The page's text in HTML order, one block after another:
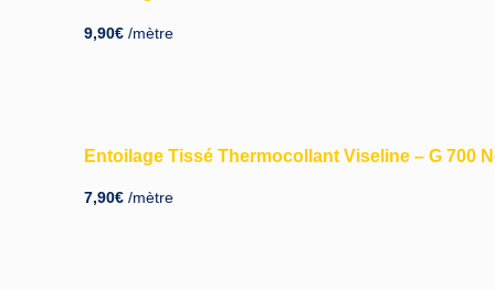
9,90€ /mètre
Entoilage Tissé Thermocollant Viseline – G 700
7,90€ /mètre